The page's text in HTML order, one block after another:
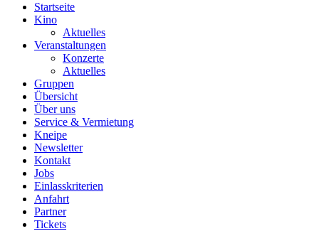
Startseite
Kino
Aktuelles
Veranstaltungen
Konzerte
Aktuelles
Gruppen
Übersicht
Über uns
Service & Vermietung
Kneipe
Newsletter
Kontakt
Jobs
Einlasskriterien
Anfahrt
Partner
Tickets